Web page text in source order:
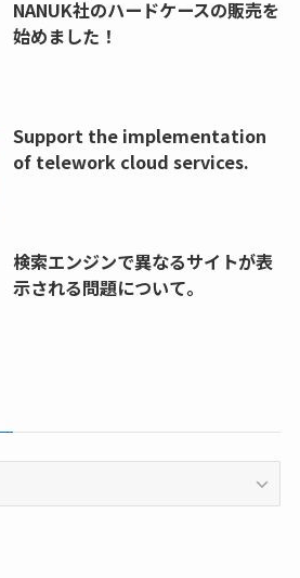
NANUK社のハードケースの販売を
始めました！
Support the implementation
of telework cloud services.
検索エンジンで異なるサイトが表
示される問題について。